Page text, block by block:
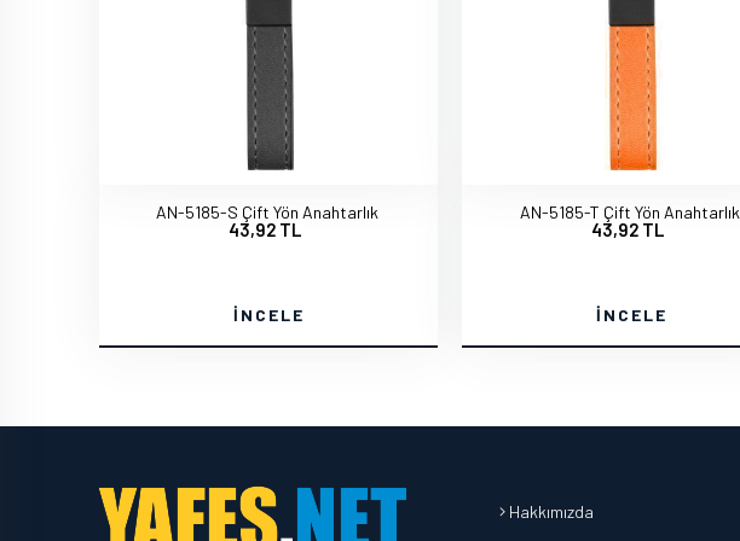
AN-5185-S Çift Yön Anahtarlık
43,92 TL
İNCELE
AN-5185-T Çift Yön Anahtarlık
43,92 TL
İNCELE
Hakkımızda